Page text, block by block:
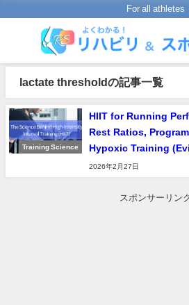
For all athletes
lactate thresholdの記事一覧
Training Science
HIIT for Running
Rest Ratios,
Hypoxic Training
2026年2月27日
スポンサーリン